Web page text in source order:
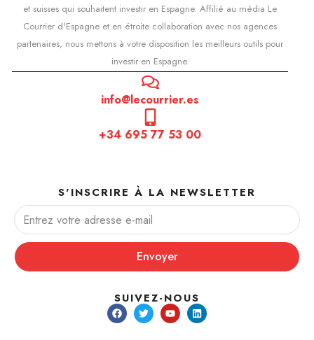
et suisses qui souhaitent investir en Espagne. Affilié au média Le
Courrier d'Espagne et en étroite collaboration avec nos agences
partenaires, nous mettons à votre disposition les meilleurs outils pour
investir en Espagne.
info@lecourrier.es
+34 695 77 53 00
S'INSCRIRE À LA NEWSLETTER
Envoyer
SUIVEZ-NOUS